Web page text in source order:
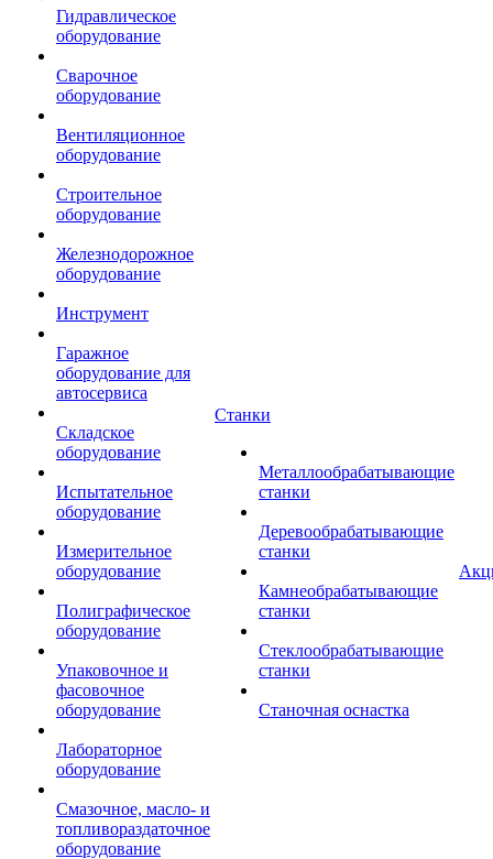
Гидравлическое
оборудование
Сварочное
оборудование
Вентиляционное
оборудование
Строительное
оборудование
Железнодорожное
оборудование
Инструмент
Гаражное
оборудование для
автосервиса
Складское
оборудование
Испытательное
оборудование
Измерительное
оборудование
Полиграфическое
оборудование
Упаковочное и
фасовочное
оборудование
Лабораторное
оборудование
Смазочное, масло- и
топливораздаточное
оборудование
Станки
Металлообрабатывающие
станки
Деревообрабатывающие
станки
Камнеобрабатывающие
станки
Стеклообрабатывающие
станки
Станочная оснастка